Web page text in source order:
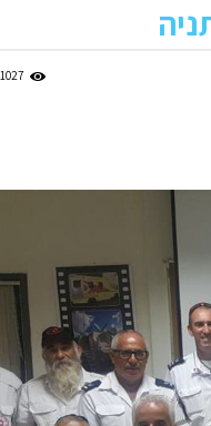
1027